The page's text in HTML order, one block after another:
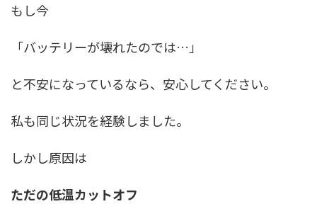
もし今
「バッテリーが壊れたのでは…」
と不安になっているなら、安心してください。
私も同じ状況を経験しました。
しかし原因は
ただの低温カットオフ